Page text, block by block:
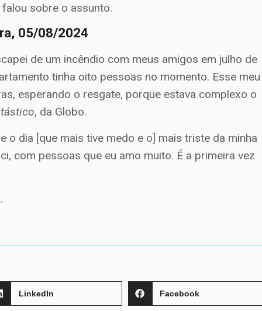
sobre o assunto.
05/08/2024
de um incêndio com meus amigos em julho de
tinha oito pessoas no momento. Esse meu
esperando o resgate, porque estava complexo o
, da Globo.
o dia [que mais tive medo e o] mais triste da minha
com pessoas que eu amo muito. É a primeira vez
.
LinkedIn Facebook